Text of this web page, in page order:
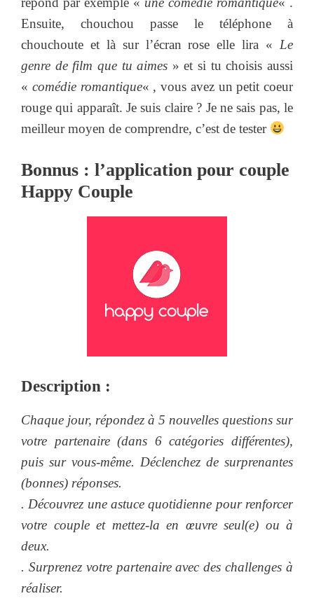
Ensuite, chouchou passe le téléphone à
chouchoute et là sur l’écran rose elle lira « Le
genre de film que tu aimes » et si tu choisis aussi
« comédie romantique« , vous avez un petit coeur
rouge qui apparaît. Je suis claire ? Je ne sais pas, le
meilleur moyen de comprendre, c’est de tester
Bonnus : l’application pour couple
Happy Couple
Description :
Chaque jour, répondez à 5 nouvelles questions sur
votre partenaire (dans 6 catégories différentes),
puis sur vous-même. Déclenchez de surprenantes
(bonnes) réponses.
. Découvrez une astuce quotidienne pour renforcer
votre couple et mettez-la en œuvre seul(e) ou à
deux.
. Surprenez votre partenaire avec des challenges à
réaliser.